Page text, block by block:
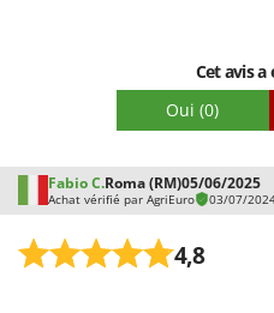
Cet avis a
Oui (0)
Fabio C.Roma (RM)05/06/2025
Achat vérifié par AgriEuro 03/07/
4,8